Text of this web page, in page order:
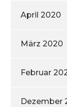
April 2020
März 2020
Februar
Dezember